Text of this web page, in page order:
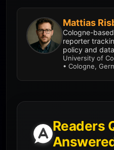
Mattias
Cologne-
reporter
policy and
University of
• Cologne,
Readers